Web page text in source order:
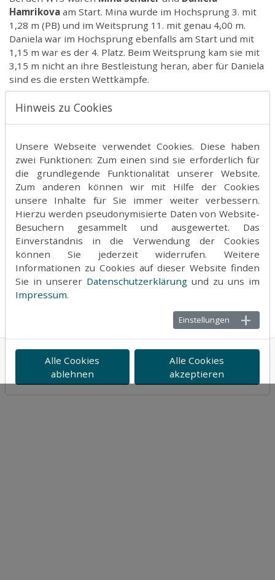
Hamrikova am Start. Mina wurde im Hochsprung 3. mit
1,28 m (PB) und im Weitsprung 11. mit genau 4,00 m.
Daniela war im Hochsprung ebenfalls am Start und mit
1,15 m war es der 4. Platz. Beim Weitsprung kam sie mit
3,15 m nicht an ihre Bestleistung heran, aber für Daniela
sind es die ersten Wettkämpfe.
Bei den Jungs war bei den M14
PB und Platz 2. Im Weitsprung war es mit 4,35 m
immerhin der 4. Platz.
Endlich war auch mal wieder ein älterer Athlet am Start.
Cedric Streber startete nach längerer Wettkampfpause
bei den U18. Über 100 m zeigte er ein ganz gutes
Rennen und belegte mit 12,73 s den 9. Platz. Im
Weitsprung zeigte er dann, was so möglich wäre. Mit
einem Sprung erreichte er gute 5,80 m (PB) und sicherte
sich damit den Sieg! Es war ein Sportfest mit Licht und
auch etwas Schatten, aber es zeigt, dass Wettkämpfe
auch zu besseren Leistungen beitragen können! Die
Trainer hoffen, dass es so positiv weitergeht!
© 2026 t3Bootstrap Template von WapplerSystems
Hinweis zu Cookies
Unsere Webseite verwendet Cookies. Diese haben
zwei Funktionen: Zum einen sind sie erforderlich für
die grundlegende Funktionalität unserer Website.
Zum anderen können wir mit Hilfe der Cookies
unsere Inhalte für Sie immer weiter verbessern.
Hierzu werden pseudonymisierte Daten von Website-
Besuchern gesammelt und ausgewertet. Das
Einverständnis in die Verwendung der Cookies
können Sie jederzeit widerrufen. Weitere
Informationen zu Cookies auf dieser Website finden
Sie in unserer Datenschutzerklärung und zu uns im
Impressum.
Einstellungen
Alle Cookies
ablehnen
Alle Cookies
akzeptieren